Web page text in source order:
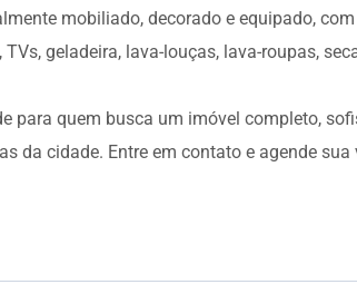
mobiliado, decorado e equipado,
geladeira, lava-louças, lava-roupas,
para quem busca um imóvel completo,
da cidade. Entre em contato e agende sua